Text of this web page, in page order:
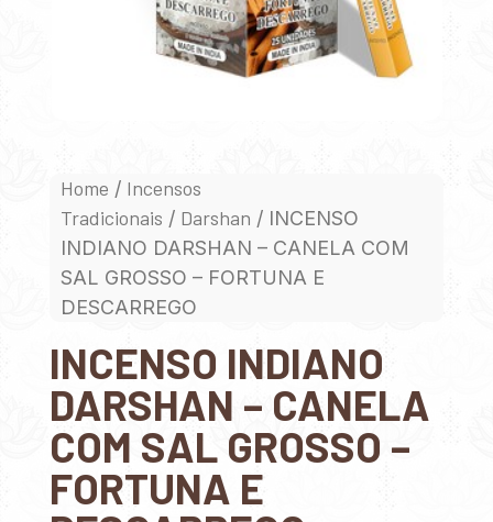
Home / Incensos
Tradicionais / Darshan / INCENSO
INDIANO DARSHAN – CANELA COM
SAL GROSSO – FORTUNA E
DESCARREGO
INCENSO INDIANO
DARSHAN – CANELA
COM SAL GROSSO –
FORTUNA E